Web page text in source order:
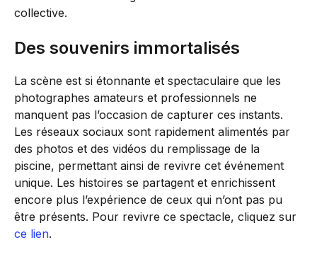
collective.
Des souvenirs immortalisés
La scène est si étonnante et spectaculaire que les
photographes amateurs et professionnels ne
manquent pas l’occasion de capturer ces instants.
Les réseaux sociaux sont rapidement alimentés par
des photos et des vidéos du remplissage de la
piscine, permettant ainsi de revivre cet événement
unique. Les histoires se partagent et enrichissent
encore plus l’expérience de ceux qui n’ont pas pu
être présents. Pour revivre ce spectacle, cliquez sur
ce lien.